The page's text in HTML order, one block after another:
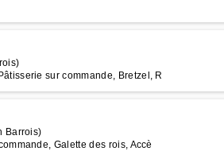
sur commande, Bretzel, R
Barrois)
Galette des rois, Accè